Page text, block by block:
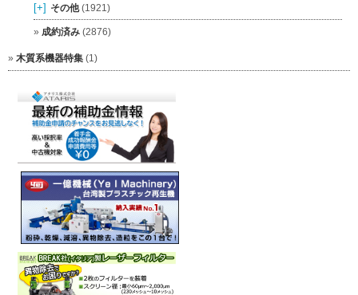
[+] その他(1921)
成約済み (2876)
木質系機器特集 (1)